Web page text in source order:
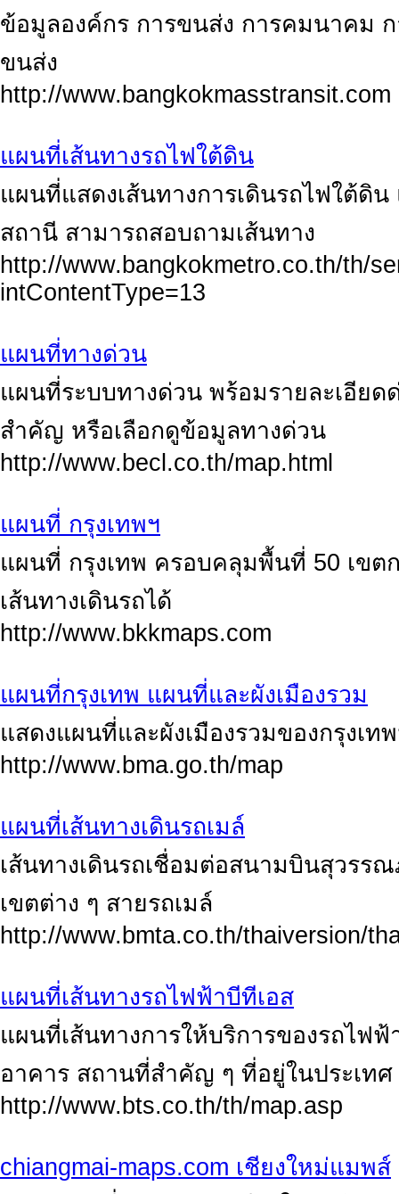
ข้อมูลองค์กร การขนส่ง การคมนาคม
ขนส่ง
http://www.bangkokmasstransit.com
แผนที่เส้นทางรถไฟใต้ดิน
แผนที่แสดงเส้นทางการเดินรถไฟใต้ดิ
สถานี สามารถสอบถามเส้นทาง
http://www.bangkokmetro.co.th/th/
intContentType=13
แผนที่ทางด่วน
แผนที่ระบบทางด่วน พร้อมรายละเอีย
สำคัญ หรือเลือกดูข้อมูลทางด่วน
http://www.becl.co.th/map.html
แผนที่ กรุงเทพฯ
แผนที่ กรุงเทพ ครอบคลุมพื้นที่ 50 เข
เส้นทางเดินรถได้
http://www.bkkmaps.com
แผนที่กรุงเทพ แผนที่และผังเมืองรวม
แสดงแผนที่และผังเมืองรวมของกรุงเ
http://www.bma.go.th/map
แผนที่เส้นทางเดินรถเมล์
เส้นทางเดินรถเชื่อมต่อสนามบินสุวรร
เขตต่าง ๆ สายรถเมล์
http://www.bmta.co.th/thaiversion/
แผนที่เส้นทางรถไฟฟ้าบีทีเอส
แผนที่เส้นทางการให้บริการของรถไฟ
อาคาร สถานที่สำคัญ ๆ ที่อยู่ในประเทศ
http://www.bts.co.th/th/map.asp
chiangmai-maps.com เชียงใหม่แมพส์